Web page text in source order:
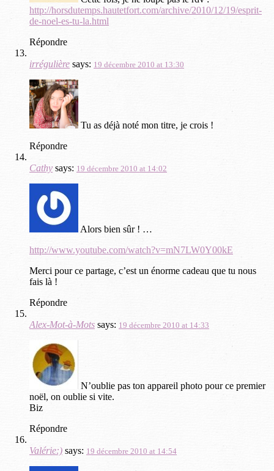
http://horsdutemps.hautetfort.com/archive/2010/12/19/esprit-
de-noel-es-tu-la.html
Répondre
irrégulière says: 19 décembre 2010 at 13:30
Tu as déjà noté mon titre, je crois !
Répondre
Cathy says: 19 décembre 2010 at 14:02
Alors bien sûr ! …
http://www.youtube.com/watch?v=mN7LW0Y00kE
Merci pour ce partage, c’est un énorme cadeau que tu nous
fais là !
Répondre
Alex-Mot-à-Mots says: 19 décembre 2010 at 14:33
N’oublie pas ton appareil photo pour ce premier
noël, on oublie si vite.
Biz
Répondre
Valérie:) says: 19 décembre 2010 at 14:54